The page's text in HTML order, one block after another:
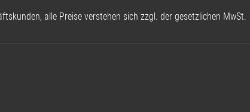
alle Preise verstehen sich zzgl. der gesetzlichen MwSt.